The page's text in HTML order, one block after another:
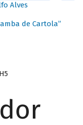
Alves
de Cartola”